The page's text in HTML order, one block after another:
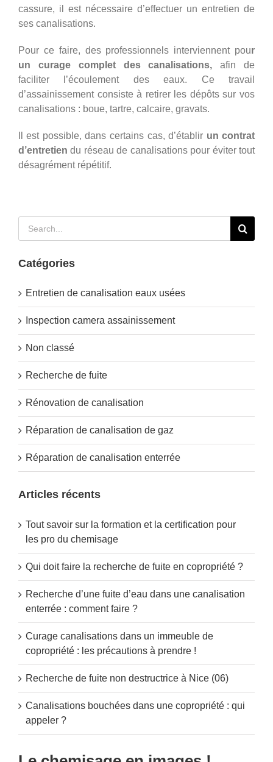
cassure, il est nécessaire d’effectuer un entretien de
ses canalisations.
Pour ce faire, des professionnels interviennent pour
un curage complet des canalisations, afin de
faciliter l’écoulement des eaux. Ce travail
d’assainissement consiste à retirer les dépôts sur vos
canalisations : boue, tartre, calcaire, gravats.
Il est possible, dans certains cas, d’établir un contrat
d’entretien du réseau de canalisations pour éviter tout
désagrément répétitif.
Catégories
Entretien de canalisation eaux usées
Inspection camera assainissement
Non classé
Recherche de fuite
Rénovation de canalisation
Réparation de canalisation de gaz
Réparation de canalisation enterrée
Articles récents
Tout savoir sur la formation et la certification pour
les pro du chemisage
Qui doit faire la recherche de fuite en copropriété ?
Recherche d’une fuite d’eau dans une canalisation
enterrée : comment faire ?
Curage canalisations dans un immeuble de
copropriété : les précautions à prendre !
Recherche de fuite non destructrice à Nice (06)
Canalisations bouchées dans une copropriété : qui
appeler ?